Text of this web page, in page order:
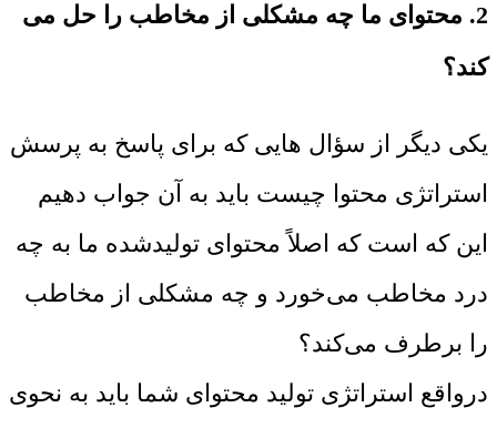
2. محتوای ما چه مشکلی از مخاطب را حل می
کند؟
یکی دیگر از سؤال هایی که برای پاسخ به پرسش
استراتژی محتوا چیست باید به آن جواب دهیم
این که است که اصلاً محتوای تولیدشده ما به چه
درد مخاطب می‌خورد و چه مشکلی از مخاطب
را برطرف می‌کند؟
درواقع استراتژی تولید محتوای شما باید به نحوی